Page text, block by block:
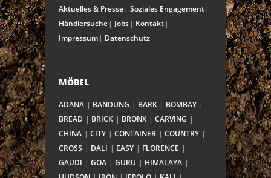
Aktuelles & Presse
Soziales Engagement
Händlersuche
Jobs
Kontakt
Impressum
Datenschutz
MÖBEL
ADANA BANDUNG BARK
BOMBAY
BREAD
BRICK BRONX
CARVING
CHINA
CITY CONTAINER
COUNTRY
CROSS
DALI EASY
FLORENCE
GAUDI
GOA GURU
HIMALAYA